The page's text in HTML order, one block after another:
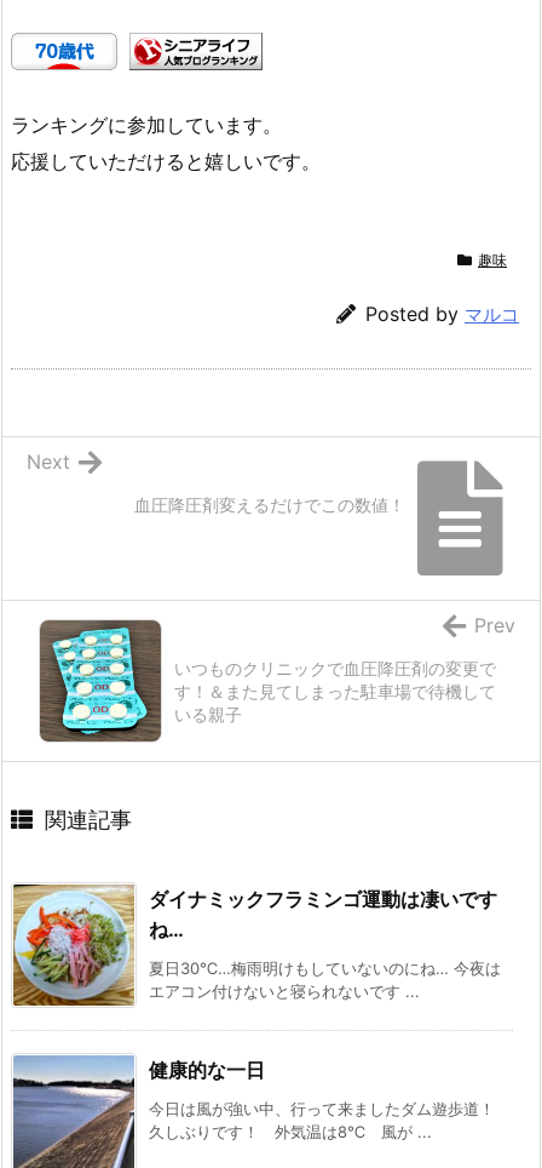
ランキングに参加しています。
応援していただけると嬉しいです。
趣味
Posted by マルコ
血圧降圧剤変えるだけでこの数値！
Next
いつものクリニックで血圧降圧剤の変更で
す！＆また見てしまった駐車場で待機して
いる親子
Prev
関連記事
ダイナミックフラミンゴ運動は凄いです
ね…
夏日30℃…梅雨明けもしていないのにね… 今夜は
エアコン付けないと寝られないです ...
健康的な一日
今日は風が強い中、行って来ましたダム遊歩道！
久しぶりです！ 外気温は8℃ 風が ...